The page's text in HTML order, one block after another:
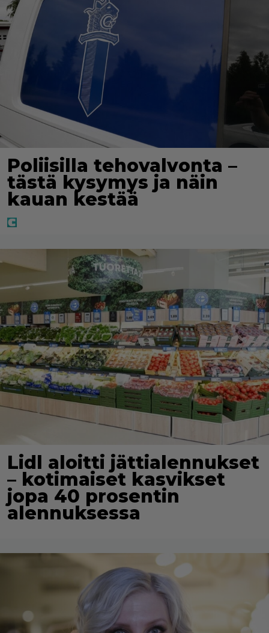
Poliisilla tehovalvonta –
tästä kysymys ja näin
kauan kestää
Lidl aloitti jättialennukset
– kotimaiset kasvikset
jopa 40 prosentin
alennuksessa